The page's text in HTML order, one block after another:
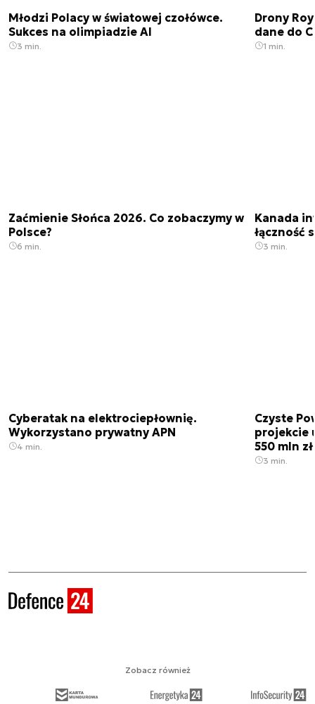
Młodzi Polacy w światowej czołówce.
Sukces na olimpiadzie AI
3 min.
Drony
dane do
1 min.
Zaćmienie Słońca 2026. Co zobaczymy w
Polsce?
6 min.
Kanada
łączność
3 min.
Cyberatak na elektrociepłownię.
Wykorzystano prywatny APN
4 min.
Czyste
projekcie
550 mln zł
3 min.
Zobacz również